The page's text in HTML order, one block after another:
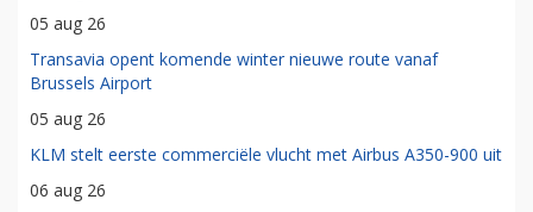
05 aug 26
Transavia opent komende winter nieuwe route vanaf
Brussels Airport
05 aug 26
KLM stelt eerste commerciële vlucht met Airbus A350-900 uit
06 aug 26